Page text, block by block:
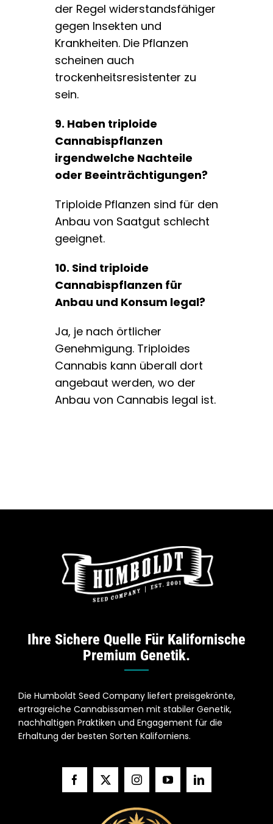
der Regel widerstandsfähiger
gegen Insekten und
Krankheiten. Die Pflanzen
scheinen auch
trockenheitsresistenter zu
sein.
9. Haben triploide
Cannabispflanzen
irgendwelche Nachteile
oder Beeinträchtigungen?
Triploide Pflanzen sind für den
Anbau von Saatgut schlecht
geeignet.
10. Sind triploide
Cannabispflanzen für
Anbau und Konsum legal?
Ja, je nach örtlicher
Genehmigung. Triploides
Cannabis kann überall dort
angebaut werden, wo der
Anbau von Cannabis legal ist.
Ihre Sichere Quelle Für Kalifornische
Premium Genetik.
Die Humboldt Seed Company liefert preisgekrönte,
ertragreiche Cannabissamen mit stabiler Genetik,
nachhaltigen Praktiken und Engagement für die
Erhaltung der besten Sorten Kaliforniens.